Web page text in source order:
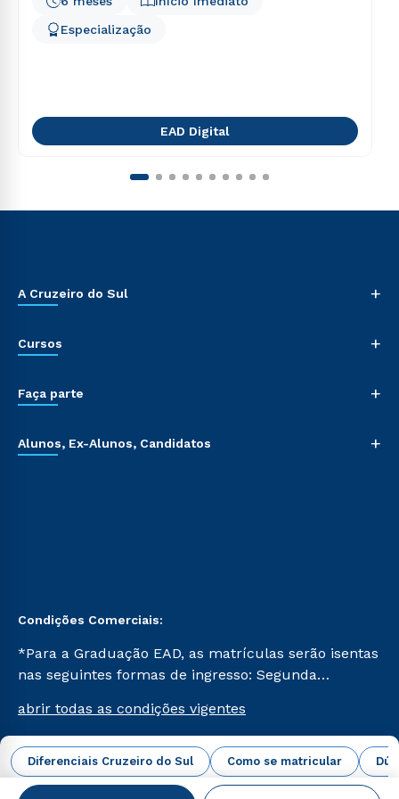
Diferenciais Cruzeiro do Sul Como se matricular
Especialização
EAD Digital
A Cruzeiro do Sul +
Cursos +
Faça parte +
Alunos, Ex-Alunos, Candidatos +
Condições Comerciais:
*Para a Graduação EAD, as matrículas serão isentas
nas seguintes formas de ingresso: Segunda
Já para as demais, a taxa de matrícula será de R$
49. *Para a Pós-graduação EAD, as ofertas
mencionadas são referentes aos cursos: Ensino
Religioso, Geografia para a Docência e Metodologia
abrir todas as condições vigentes
Campus Virtual Cruzeiro do Sul Educacional © 2026 -
Todos os direitos reservados.